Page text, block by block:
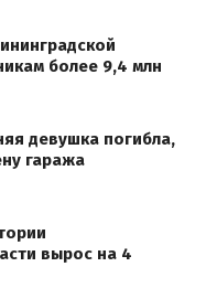
более 9,4 млн
девушка погибла,
гаража
вырос на 4